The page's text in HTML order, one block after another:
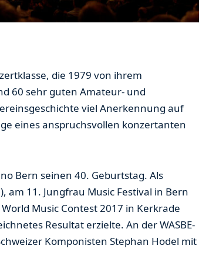
die 1979 von ihrem
60 sehr guten Amateur- und
viel Anerkennung auf
eines anspruchsvollen konzertanten
Bern seinen 40. Geburtstag. Als
11. Jungfrau Music Festival in Bern
Music Contest 2017 in Kerkrade
Resultat erzielte. An der WASBE-
Komponisten Stephan Hodel mit